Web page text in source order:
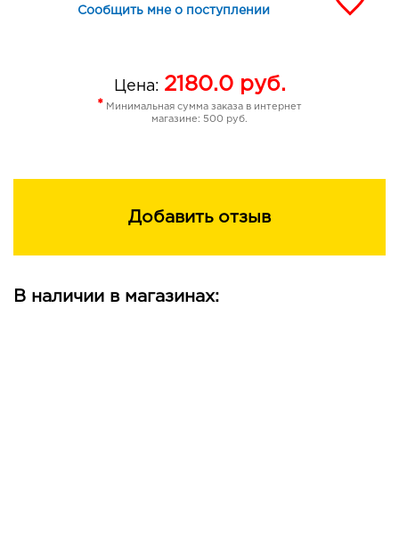
Сообщить мне о поступлении
Цена: 2180.0руб.
* Минимальная сумма заказа в интернет
магазине: 500 руб.
Добавить отзыв
В наличии в магазинах: